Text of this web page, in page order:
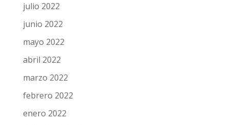
julio 2022
junio 2022
mayo 2022
abril 2022
marzo 2022
febrero 2022
enero 2022